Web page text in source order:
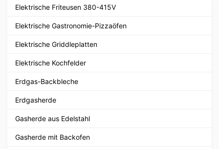
Elektrische Friteusen 380-415V
Elektrische Gastronomie-Pizzaöfen
Elektrische Griddleplatten
Elektrische Kochfelder
Erdgas-Backbleche
Erdgasherde
Gasherde aus Edelstahl
Gasherde mit Backofen